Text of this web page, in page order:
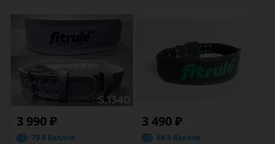
3 990 ₽
79.8 баллов
3 490 ₽
69.8 баллов